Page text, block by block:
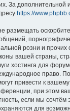
За
https://
размещать
розни и
вашей страны,
хостинга для
право.
привести к
при этом
если мы
для